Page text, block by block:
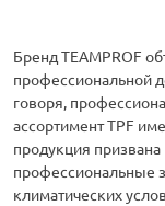
Бренд TEAMPROF
профессиональной
говоря,
ассортимент TPF
продукция
профессиональные
климатических